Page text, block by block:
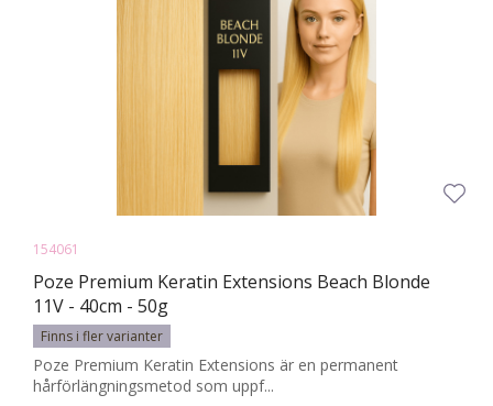
154061
Poze Premium Keratin Extensions Beach Blonde
11V - 40cm - 50g
Finns i fler varianter
Poze Premium Keratin Extensions är en permanent
hårförlängningsmetod som uppf...